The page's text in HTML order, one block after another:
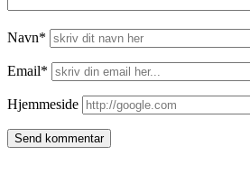
Navn*
Email*
Hjemmeside